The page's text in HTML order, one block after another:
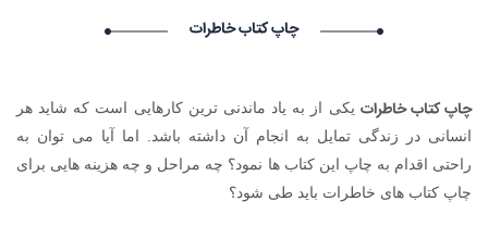
Lychshie karnizi_sbma Lychshie karnizi_sbma گرامی :
Narkolog na dom_kipt Narkolog na dom_kipt گرامی :
درخواست استخدام شما با موفقیت انجام شد ساعت ۸:۱۴:۱۲ تاریخ
۱۴۰۵/۵/۱۷
Narkolog na dom_idSi Narkolog na dom_idSi گرامی :
۱۴۰۵/۵/۱۷
چاپ کتاب خاطرات
چاپ کتاب خاطرات یکی از به یاد ماندنی ترین کارهایی است که شاید هر
انسانی در زندگی تمایل به انجام آن داشته باشد. اما آیا می توان به
راحتی اقدام به چاپ این کتاب ها نمود؟ چه مراحل و چه هزینه هایی برای
چاپ کتاب های خاطرات باید طی شود؟